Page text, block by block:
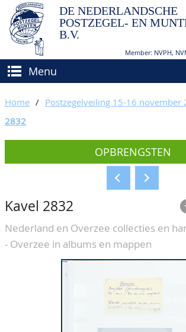
DE NEDERLANDSCHE
POSTZEGEL- EN
B.V.
Member: NVPH,
Menu
(VER)KOPEN
Hoe verkopen?
Hoe kopen?
BIEDEN
TAXATIES
CATALOGI/OPBRENGSTEN
KEURINGSDIENST
Home / Postzegelveiling 15-16 november
2832
OPBRENGSTEN
Kavel 2832
Nederland en Overzee collecties en
- Overzee in albums en mappen